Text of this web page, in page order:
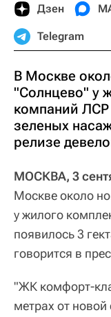
Дзен
Telegram
В Москве
"Солнцево" у
компаний ЛСР
зеленых
релизе
МОСКВА, 3
Москве около
у жилого
появилось 3
говорится в
"ЖК комфорт-
метрах от